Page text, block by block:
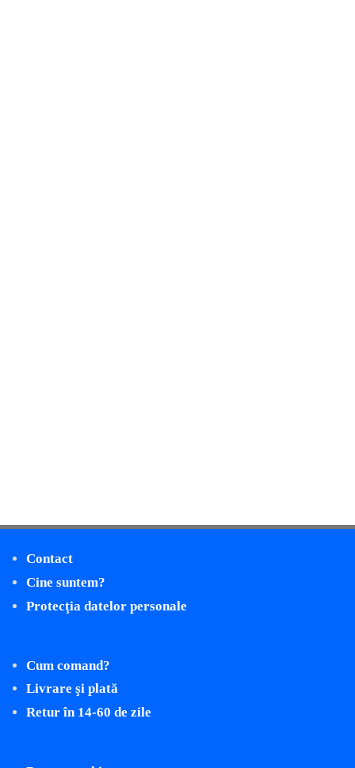
Contact
Cine suntem?
Protecţia datelor personale
Cum comand?
Livrare şi plată
Retur în 14-60 de zile